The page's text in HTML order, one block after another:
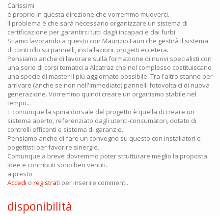
Carissimi
è proprio in questa direzione che vorremmo muoverci.
Il problema è che sarà necessario organizzare un sistema di
certificazione per garantirci tutti dagli incapaci e dai furbi.
Stiamo lavorando a questo con Maurizio Fauri che gestirà il sistema
di controllo su pannelli, installazioni, progetti eccetera.
Pensiamo anche di lavorare sulla formazione di nuovi specialisti con
una serie di corsi tematici a Alcatraz che nel complesso costituiscano
una specie di master il più aggiornato possibile. Tra l'altro stanno per
arrivare (anche se non nell'immediato) pannelli fotovoltaici di nuova
generazione. Vorremmo quindi creare un organismo stabile nel
tempo...
E comunque la spina dorsale del progetto è quella di creare un
sistema aperto, referenziato dagli utenti-consumatori, dotato di
controlli efficenti e sistema di garanzie.
Pensiamo anche di fare un convegno su questo con installatori e
pogettisti per favorire sinergie.
Comunque a breve dovremmo poter strutturare meglio la proposta.
Idee e contributi sono ben venuti.
a presto
Accedi o registrati per inserire commenti.
disponibilità